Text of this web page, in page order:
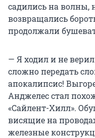
садились на волны,
возвращались
продолжали
— Я ходил и не
сложно передать
апокалипсис!
Анджелес стал
«Сайлент-Хилл».
висящие на
железные